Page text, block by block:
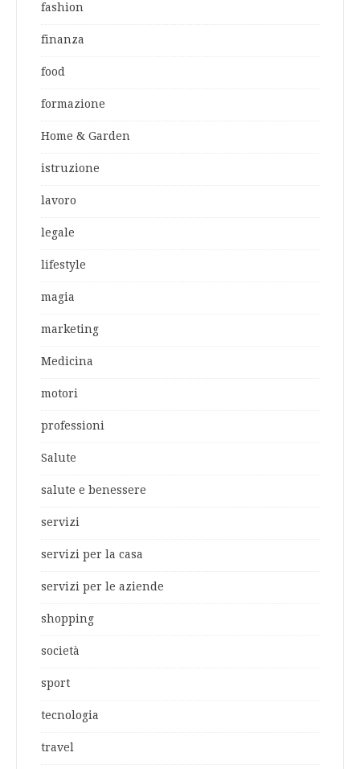
fashion
finanza
food
formazione
Home & Garden
istruzione
lavoro
legale
lifestyle
magia
marketing
Medicina
motori
professioni
Salute
salute e benessere
servizi
servizi per la casa
servizi per le aziende
shopping
società
sport
tecnologia
travel